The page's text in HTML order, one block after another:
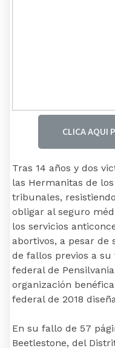
CLICA AQUI
Tras 14 años y dos
las Hermanitas de
tribunales,
obligar al seguro
los servicios
abortivos, a pesar de
de fallos previos a
federal de
organización
federal de 2018
En su fallo de 57
Beetlestone, del